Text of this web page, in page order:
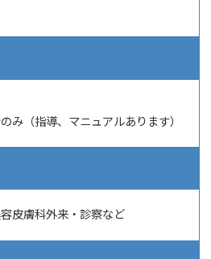
み（指導、マニュアルあります）
皮膚科外来・診察など